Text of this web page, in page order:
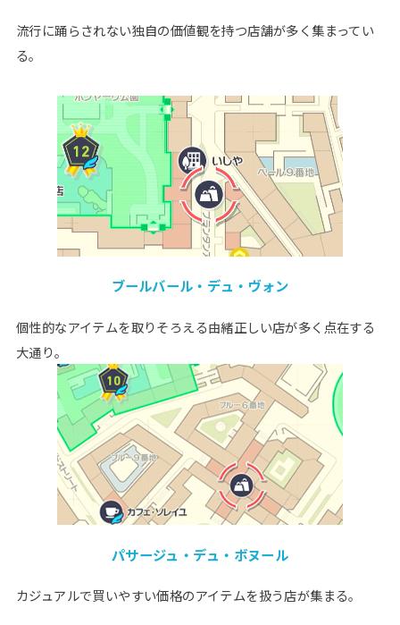
流行に踊らされない独自の価値観を持つ店舗が多く集まってい
る。
ブールバール・デュ・ヴォン
個性的なアイテムを取りそろえる由緒正しい店が多く点在する
大通り。
パサージュ・デュ・ボヌール
カジュアルで買いやすい価格のアイテムを扱う店が集まる。